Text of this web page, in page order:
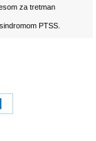
za tretman
PTSS.